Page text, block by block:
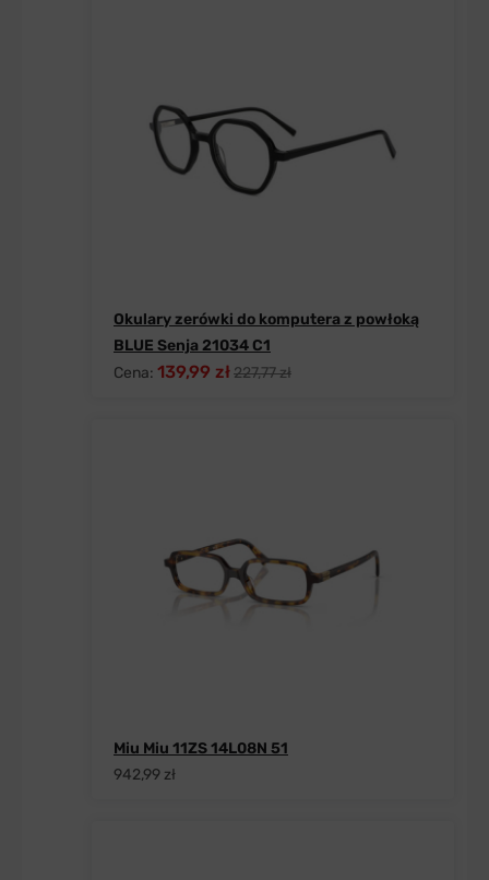
Okulary zerówki do komputera z powłoką
BLUE Senja 21034 C1
Cena: 139,99 zł227,77 zł
Miu Miu 11ZS 14L08N 51
942,99 zł